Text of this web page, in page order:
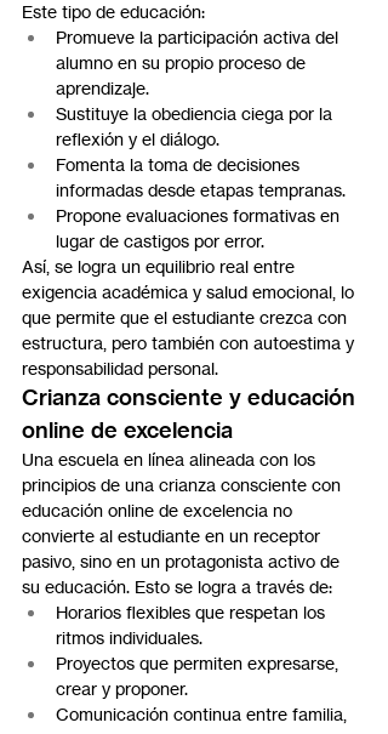
Este tipo de educación:
Promueve la participación activa del
alumno en su propio proceso de
aprendizaje.
Sustituye la obediencia ciega por la
reflexión y el diálogo.
Fomenta la toma de decisiones
informadas desde etapas tempranas.
Propone evaluaciones formativas en
lugar de castigos por error.
Así, se logra un equilibrio real entre
exigencia académica y salud emocional, lo
que permite que el estudiante crezca con
estructura, pero también con autoestima y
responsabilidad personal.
Crianza consciente y educación
online de excelencia
Una escuela en línea alineada con los
principios de una crianza consciente con
educación online de excelencia no
convierte al estudiante en un receptor
pasivo, sino en un protagonista activo de
su educación. Esto se logra a través de:
Horarios flexibles que respetan los
ritmos individuales.
Proyectos que permiten expresarse,
crear y proponer.
Comunicación continua entre familia,